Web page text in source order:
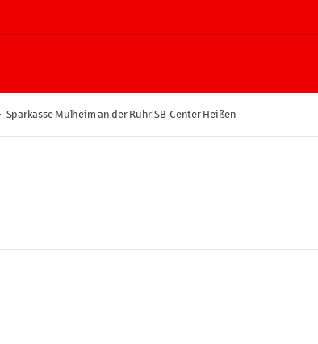
Sparkasse Mülheim an der Ruhr SB-Center Heißen